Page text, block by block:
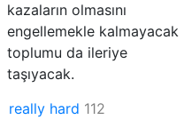
kazaların olmasını
engellemekle kalmayacak
toplumu da ileriye
taşıyacak.
really hard 112